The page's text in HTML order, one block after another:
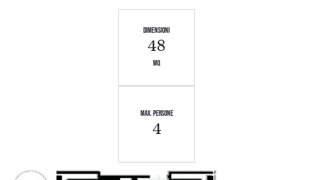
dimensioni
48
mq
MAX. PERSONE
4